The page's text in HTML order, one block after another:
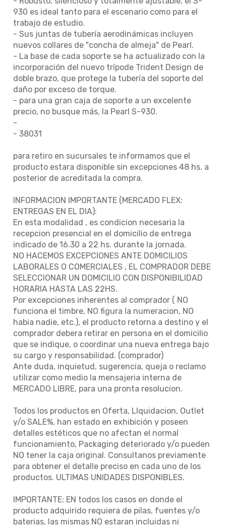
930 es ideal tanto para el escenario como para el
trabajo de estudio.
- Sus juntas de tubería aerodinámicas incluyen
nuevos collares de "concha de almeja" de Pearl.
- La base de cada soporte se ha actualizado con la
incorporación del nuevo trípode Trident Design de
doble brazo, que protege la tubería del soporte del
daño por exceso de torque.
- para una gran caja de soporte a un excelente
precio, no busque más, la Pearl S-930.
-
- 38031
para retiro en sucursales te informamos que el
producto estara disponible sin excepciones 48 hs. a
posterior de acreditada la compra.
INFORMACION IMPORTANTE (MERCADO FLEX:
ENTREGAS EN EL DIA):
En esta modalidad , es condicion necesaria la
recepcion presencial en el domicilio de entrega
indicado de 16.30 a 22 hs. durante la jornada.
NO HACEMOS EXCEPCIONES ANTE DOMICILIOS
LABORALES O COMERCIALES , EL COMPRADOR DEBE
SELECCIONAR UN DOMICILIO CON DISPONIBILIDAD
HORARIA HASTA LAS 22HS.
Por excepciones inherentes al comprador ( NO
funciona el timbre, NO figura la numeracion, NO
habia nadie, etc.), el producto retorna a destino y el
comprador debera retirar en persona en el domicilio
que se indique, o coordinar una nueva entrega bajo
su cargo y responsabilidad. (comprador)
Ante duda, inquietud, sugerencia, queja o reclamo
utilizar como medio la mensajeria interna de
MERCADO LIBRE, para una pronta resolucion.
Todos los productos en Oferta, LIquidacion, Outlet
y/o SALE%, han estado en exhibición y poseen
detalles estéticos que no afectan el normal
funcionamiento, Packaging deteriorado y/o pueden
NO tener la caja original. Consultanos previamente
para obtener el detalle preciso en cada uno de los
productos. ULTIMAS UNIDADES DISPONIBLES.
IMPORTANTE: EN todos los casos en donde el
producto adquirido requiera de pilas, fuentes y/o
baterias, las mismas NO estaran incluidas ni